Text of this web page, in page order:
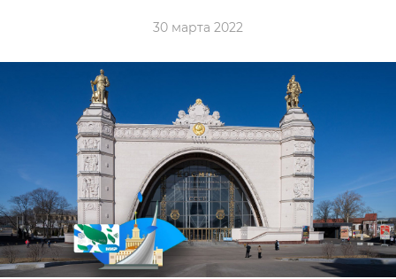
30 марта 2022